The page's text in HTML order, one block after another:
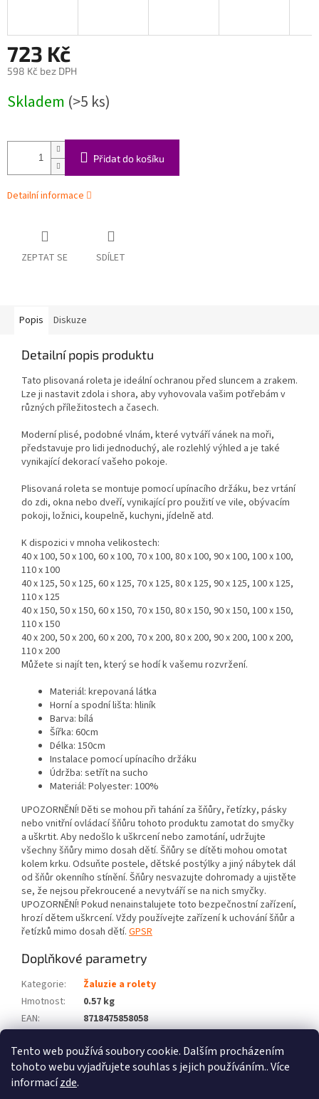
Tento web používá soubory cookie. Dalším procházením
tohoto webu vyjadřujete souhlas s jejich používáním.. Více
informacízde.
723 Kč
598 Kč bez DPH
cena:
Skladem (>5 ks)
Přidat do košíku
Detailní informace
ZEPTAT SE SDÍLET
Popis Diskuze
Detailní popis produktu
Tato plisovaná roleta je ideální ochranou před sluncem a zrakem.
Lze ji nastavit zdola i shora, aby vyhovovala vašim potřebám v
různých příležitostech a časech.
Moderní plisé, podobné vlnám, které vytváří vánek na moři,
představuje pro lidi jednoduchý, ale rozlehlý výhled a je také
vynikající dekorací vašeho pokoje.
Plisovaná roleta se montuje pomocí upínacího držáku, bez vrtání
do zdi, okna nebo dveří, vynikající pro použití ve vile, obývacím
pokoji, ložnici, koupelně, kuchyni, jídelně atd.
K dispozici v mnoha velikostech:
40 x 100, 50 x 100, 60 x 100, 70 x 100, 80 x 100, 90 x 100, 100 x 100,
110 x 100
40 x 125, 50 x 125, 60 x 125, 70 x 125, 80 x 125, 90 x 125, 100 x 125,
110 x 125
40 x 150, 50 x 150, 60 x 150, 70 x 150, 80 x 150, 90 x 150, 100 x 150,
110 x 150
40 x 200, 50 x 200, 60 x 200, 70 x 200, 80 x 200, 90 x 200, 100 x 200,
110 x 200
Můžete si najít ten, který se hodí k vašemu rozvržení.
Materiál: krepovaná látka
Horní a spodní lišta: hliník
Barva: bílá
Šířka: 60cm
Délka: 150cm
Instalace pomocí upínacího držáku
Údržba: setřít na sucho
Materiál: Polyester: 100%
UPOZORNĚNÍ! Děti se mohou při tahání za šňůry, řetízky, pásky
nebo vnitřní ovládací šňůru tohoto produktu zamotat do smyčky
a uškrtit. Aby nedošlo k uškrcení nebo zamotání, udržujte
všechny šňůry mimo dosah dětí. Šňůry se dítěti mohou omotat
kolem krku. Odsuňte postele, dětské postýlky a jiný nábytek dál
od šňůr okenního stínění. Šňůry nesvazujte dohromady a ujistěte
se, že nejsou překroucené a nevytváří se na nich smyčky.
UPOZORNĚNÍ! Pokud nenainstalujete toto bezpečnostní zařízení,
hrozí dětem uškrcení. Vždy používejte zařízení k uchování šňůr a
řetízků mimo dosah dětí. GPSR
Doplňkové parametry
Kategorie:
Žaluzie a rolety
Hmotnost:
0.57 kg
EAN:
8718475858058
Počet balíků: 1